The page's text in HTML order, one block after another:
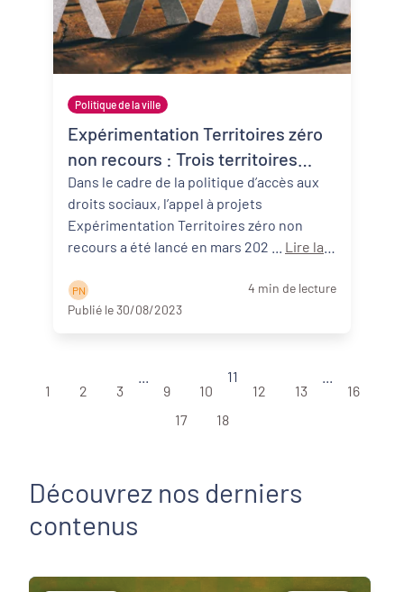
Politique de la ville
Expérimentation Territoires zéro
non recours : Trois territoires
néo-aquitains participants !
Dans le cadre de la politique d’accès aux
droits sociaux, l’appel à projets
Expérimentation Territoires zéro non
Lire la
P N
4 min de lecture
Publié le 30/08/2023
1 2 3
9
10
11
12
13
16
17
18
Découvrez nos derniers
contenus